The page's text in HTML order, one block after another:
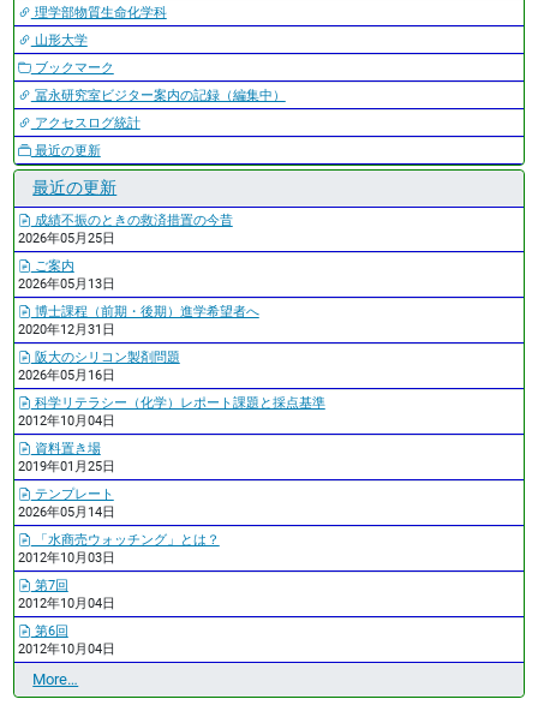
理学部物質生命化学科
山形大学
ブックマーク
冨永研究室ビジター案内の記録（編集中）
アクセスログ統計
最近の更新
最近の更新
成績不振のときの救済措置の今昔
2026年05月25日
ご案内
2026年05月13日
博士課程（前期・後期）進学希望者へ
2020年12月31日
阪大のシリコン製剤問題
2026年05月16日
科学リテラシー（化学）レポート課題と採点基準
2012年10月04日
資料置き場
2019年01月25日
テンプレート
2026年05月14日
「水商売ウォッチング」とは？
2012年10月03日
第7回
2012年10月04日
第6回
2012年10月04日
最
近
More…